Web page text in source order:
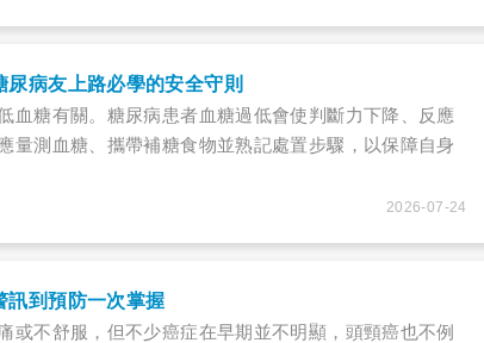
病友上路必學的安全守則
血糖有關。糖尿病患者血糖過低會使判斷力下降、反應
量測血糖、攜帶補糖食物並熟記處置步驟，以保障自身
2026-07-24
訊到預防一次掌握
或不舒服，但不少癌症在早期並不明顯，頭頸癌也不例